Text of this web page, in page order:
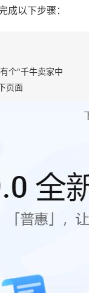
以下步骤：
个"千牛卖家中
页面